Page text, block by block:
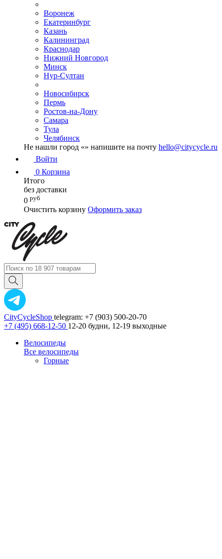
Воронеж
Екатеринбург
Казань
Калининград
Краснодар
Нижний Новгород
Минск
Нур-Султан
Новосибирск
Пермь
Ростов-на-Дону
Самара
Тула
Челябинск
Не нашли город «» напишите на почту hello@citycycle.ru
Войти
0 Корзина
Итого
без доставки
0 руб
Очистить корзину Оформить заказ
CityCycleShop telegram: +7 (903) 500-20-70
+7 (495) 668-12-50 12-20 будни, 12-19 выходные
Велосипеды
Все велосипеды
Горные